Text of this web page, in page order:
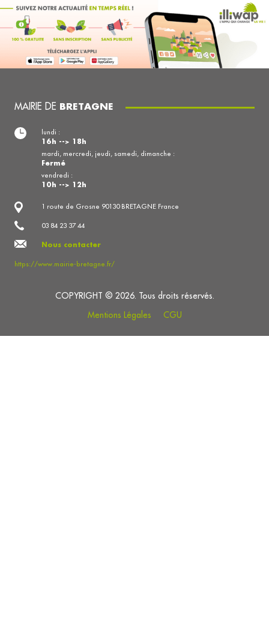
MAIRIE DE BRETAGNE
1 route de Grosne 90130 BRETAGNE France
03 84 23 37 44
Nous contacter
https://www.mairie-bretagne.fr/
lundi :
16h --> 18h
mardi, mercredi, jeudi, samedi, dimanche :
Fermé
vendredi :
10h --> 12h
COPYRIGHT © 2026. Tous droits réservés.
Mentions Légales
CGU